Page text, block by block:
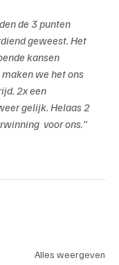
de 3 punten
geweest. Het
kansen
we het ons
2x een
gelijk. Helaas 2
voor ons."
Alles weergeven